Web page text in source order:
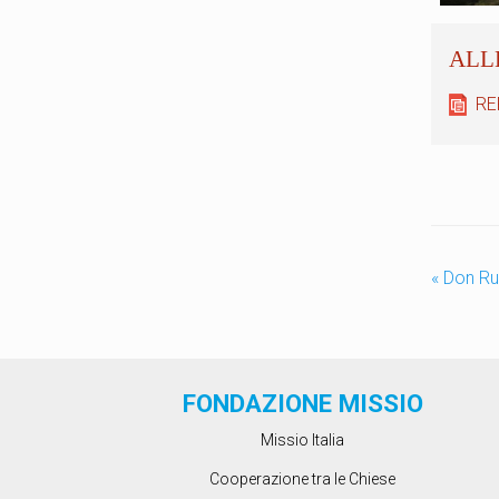
« Don
FONDAZIONE MISSIO
Missio Italia
Cooperazione tra le Chiese